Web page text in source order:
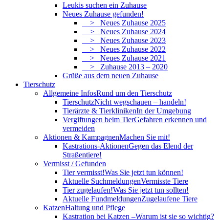
Leukis suchen ein Zuhause
Neues Zuhause gefunden!
> Neues Zuhause 2025
> Neues Zuhause 2024
> Neues Zuhause 2023
> Neues Zuhause 2022
> Neues Zuhause 2021
> Zuhause 2013 – 2020
Grüße aus dem neuen Zuhause
Tierschutz
Allgemeine InfosRund um den Tierschutz
TierschutzNicht wegschauen – handeln!
Tierärzte & TierklinikenIn der Umgebung
Vergiftungen beim TierGefahren erkennen und
vermeiden
Aktionen & KampagnenMachen Sie mit!
Kastrations-AktionenGegen das Elend der
Straßentiere!
Vermisst / Gefunden
Tier vermisst!Was Sie jetzt tun können!
Aktuelle SuchmeldungenVermisste Tiere
Tier zugelaufen!Was Sie jetzt tun sollten!
Aktuelle FundmeldungenZugelaufene Tiere
KatzenHaltung und Pflege
Kastration bei Katzen –Warum ist sie so wichtig?